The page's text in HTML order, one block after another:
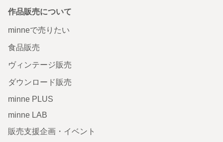
作品販売について
minneで売りたい
食品販売
ヴィンテージ販売
ダウンロード販売
minne PLUS
minne LAB
販売支援企画・イベント